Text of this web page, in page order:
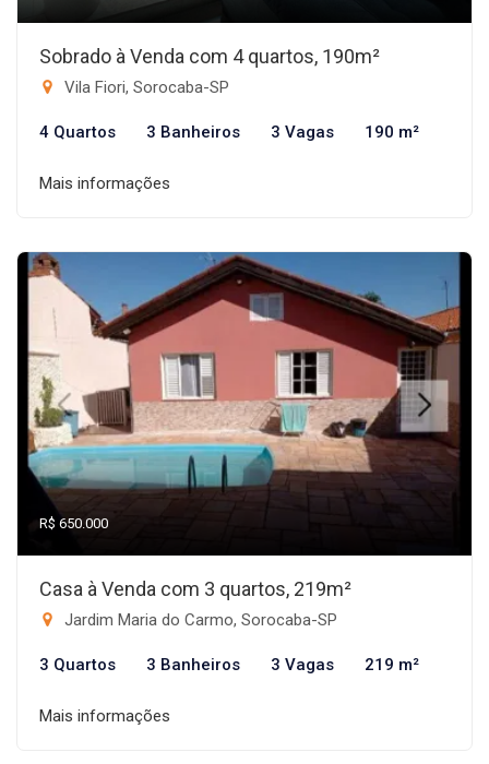
Sobrado à Venda com 4 quartos, 190m²
Vila Fiori, Sorocaba-SP
4 Quartos 3 Banheiros 3 Vagas 190 m²
Mais informações
R$ 650.000
Casa à Venda com 3 quartos, 219m²
Jardim Maria do Carmo, Sorocaba-SP
3 Quartos 3 Banheiros 3 Vagas 219 m²
Mais informações